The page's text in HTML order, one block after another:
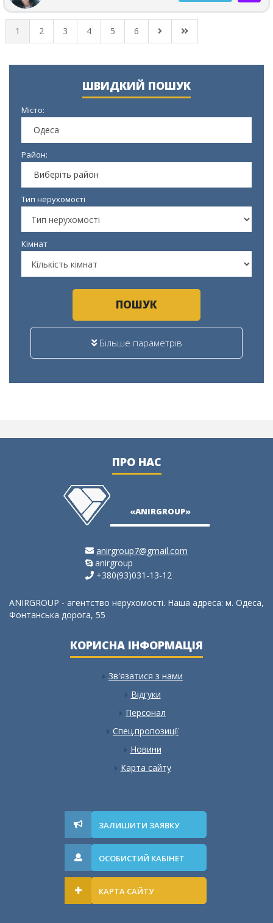
1 2 3 4 5 6
ШВИДКИЙ ПОШУК
Місто:
Одеса
Район:
Виберіть район
Тип нерухомості
Кімнат
ПОШУК
Більше параметрів
ПРО НАС
«ANIRGROUP»
anirgroup7@gmail.com
anirgroup
+380(93)031-13-12
ANIRGROUP - агентство нерухомості. Наша адреса: м. Одеса,
Фонтанська дорога, 55
КОРИСНА ІНФОРМАЦІЯ
Зв'язатися з нами
Відгуки
Персонал
Спец.пропозиції
Новини
Карта сайту
ЗАЛИШИТИ ЗАЯВКУ
ОСОБИСТИЙ КАБІНЕТ
КАРТА САЙТУ